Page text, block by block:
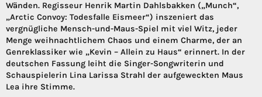
Wänden. Regisseur Henrik Martin Dahlsbakken („Munch“,
„Arctic Convoy: Todesfalle Eismeer“) inszeniert das
vergnügliche Mensch-und-Maus-Spiel mit viel Witz, jeder
Menge weihnachtlichem Chaos und einem Charme, der an
Genreklassiker wie „Kevin – Allein zu Haus“ erinnert. In der
deutschen Fassung leiht die Singer-Songwriterin und
Schauspielerin Lina Larissa Strahl der aufgeweckten Maus
Lea ihre Stimme.